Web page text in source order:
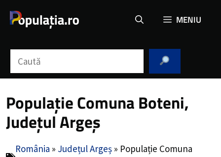
MENIU
Populație Comuna Boteni,
Județul Argeș
România » Județul Argeș » Populație Comuna